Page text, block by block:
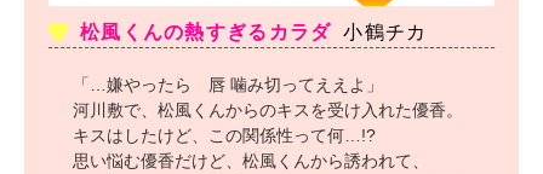
松風くんの熱すぎるカラダ 小鶴チカ
「…嫌やったら 唇 噛み切ってええよ」
河川敷で、松風くんからのキスを受け入れた優香。
キスはしたけど、この関係性って何…!?
思い悩む優香だけど、松風くんから誘われて、